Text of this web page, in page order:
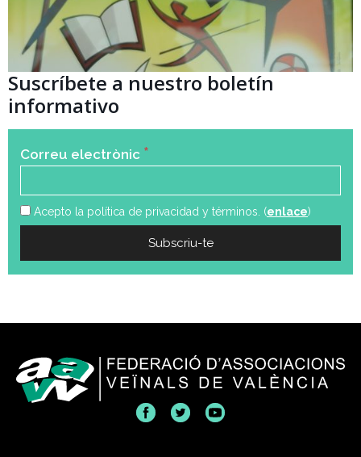
Suscríbete a nuestro boletín
informativo
Correu electrònic *
Acepto la política de privacidad y términos. (enlace)